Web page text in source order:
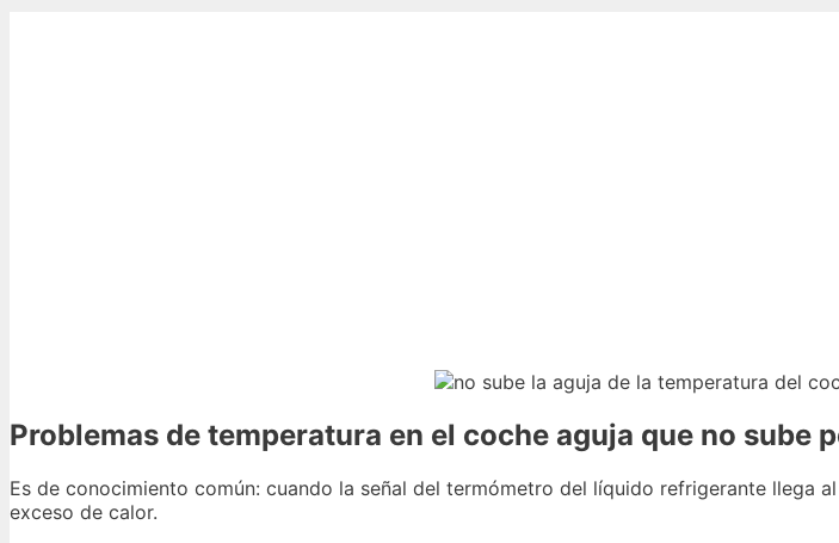
Problemas de temperatura en el coche aguja que no sube
Es de conocimiento común: cuando la señal del termómetro del líquido refrigerante llega
exceso de calor.